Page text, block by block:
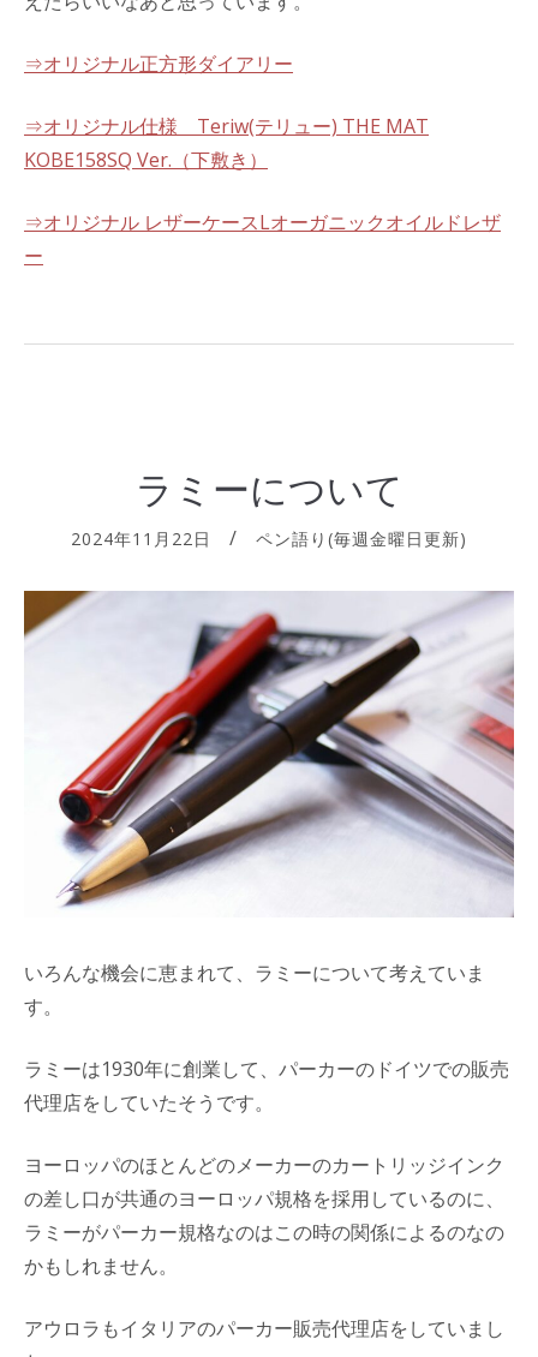
⇒オリジナル正方形ダイアリー
⇒オリジナル仕様 Teriw(テリュー) THE MAT
KOBE158SQ Ver.（下敷き）
⇒オリジナル レザーケースLオーガニックオイルドレザ
ー
ラミーについて
2024年11月22日 ペン語り(毎週金曜日更新)
いろんな機会に恵まれて、ラミーについて考えていま
す。
ラミーは1930年に創業して、パーカーのドイツでの販売
代理店をしていたそうです。
ヨーロッパのほとんどのメーカーのカートリッジインク
の差し口が共通のヨーロッパ規格を採用しているのに、
ラミーがパーカー規格なのはこの時の関係によるのなの
かもしれません。
アウロラもイタリアのパーカー販売代理店をしていまし